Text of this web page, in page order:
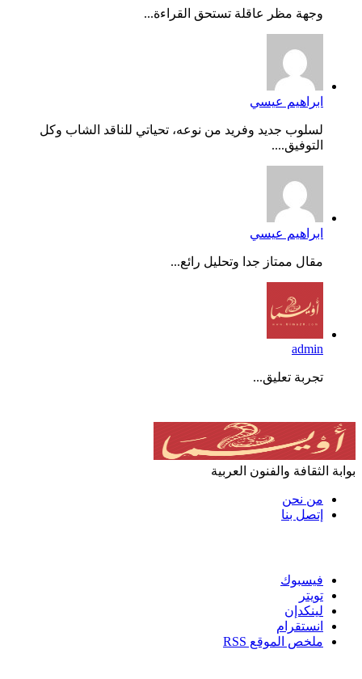
وجهة مظر عاقلة تستحق القراءة...
ابراهيم عيسي
لسلوب جديد وفريد من نوعه، تحياتي للناقد الشاب وكل
التوفيق....
ابراهيم عيسي
مقال ممتاز جدا وتحليل رائع...
admin
تجربة تعليق...
بوابة الثقافة والفنون العربية
من نحن
إتصل بنا
فيسبوك
تويتر
لينكدإن
انستقرام
ملخص الموقع RSS